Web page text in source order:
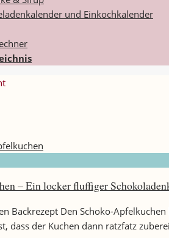
und Einkochkalender
– Ein locker fluffiger
Backrezept Den Schoko-
dass der Kuchen dann ratzfatz